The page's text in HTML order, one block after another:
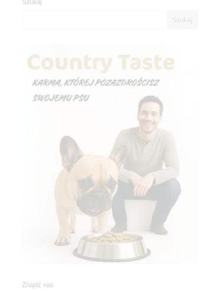
Szukaj
Znajdź nas